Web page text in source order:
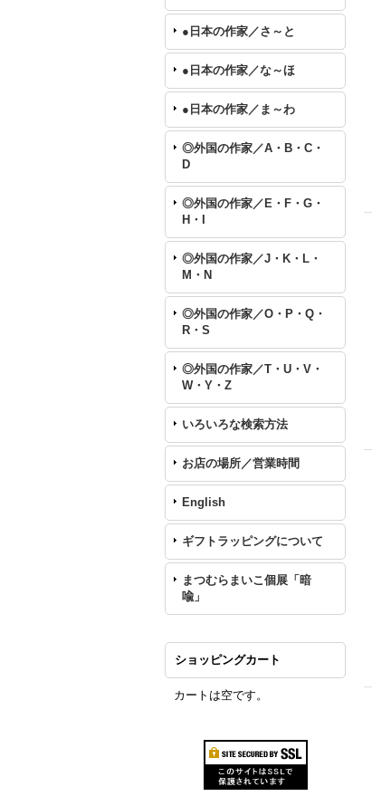
●日本の作家／さ～と
●日本の作家／な～ほ
●日本の作家／ま～わ
◎外国の作家／A・B・C・
D
◎外国の作家／E・F・G・
H・I
◎外国の作家／J・K・L・
M・N
◎外国の作家／O・P・Q・
R・S
◎外国の作家／T・U・V・
W・Y・Z
いろいろな検索方法
お店の場所／営業時間
English
ギフトラッピングについて
まつむらまいこ個展「暗
喩」
ショッピングカート
カートは空です。